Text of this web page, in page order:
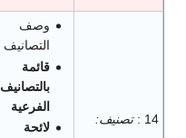
14 : تصنيف:
وصف
التصانيف
قائمة
بالتصانيف
الفرعية
لائحة